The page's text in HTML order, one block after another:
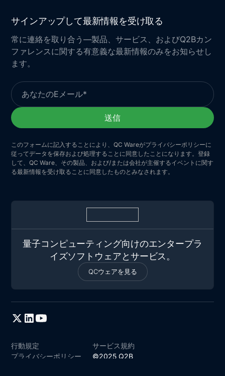
サインアップして最新情報を受け取る
常に連絡を取り合う—製品、サービス、およびQ2Bカン
ファレンスに関する有意義な最新情報のみをお知らせし
ます。
このフォームに記入することにより、QC Wareがプライバシーポリシーに
従ってデータを保存および処理することに同意したことになります。登録
して、QC Ware、その製品、および/または会社が主催するイベントに関す
る最新情報を受け取ることに同意したものとみなされます。
量子コンピューティング向けのエンタープラ
イズソフトウェアとサービス。
QCウェアを見る
©2025 Q2B
行動規定
サービス規約
プライバシーポリシー